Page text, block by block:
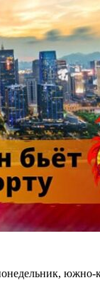
южно-